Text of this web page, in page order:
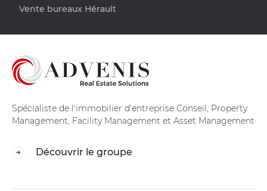
Vente bureaux Hérault
Spécialiste de l'immobilier d'entreprise Conseil, Property
Management, Facility Management et Asset Management
Découvrir le groupe